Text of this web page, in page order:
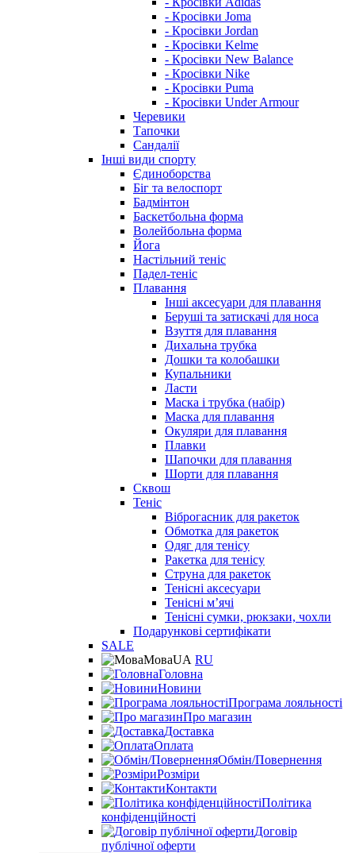
- Кросівки Joma
- Кросівки Jordan
- Кросівки Kelme
- Кросівки New Balance
- Кросівки Nike
- Кросівки Puma
- Кросівки Under Armour
Черевики
Тапочки
Сандалії
Інші види спорту
Єдиноборства
Біг та велоспорт
Бадмінтон
Баскетбольна форма
Волейбольна форма
Йога
Настільний теніс
Падел-теніс
Плавання
Інші аксесуари для плавання
Беруші та затискачі для носа
Взуття для плавання
Дихальна трубка
Дошки та колобашки
Купальники
Ласти
Маска і трубка (набір)
Маска для плавання
Окуляри для плавання
Плавки
Шапочки для плавання
Шорти для плавання
Сквош
Теніс
Віброгасник для ракеток
Обмотка для ракеток
Одяг для тенісу
Ракетка для тенісу
Струна для ракеток
Тенісні аксесуари
Тенісні мʼячі
Тенісні сумки, рюкзаки, чохли
Подарункові сертифікати
SALE
МоваUA RU
Головна
Новини
Програма лояльності
Про магазин
Доставка
Оплата
Обмін/Повернення
Розміри
Контакти
Політика
конфіденційності
Договір
публічної оферти